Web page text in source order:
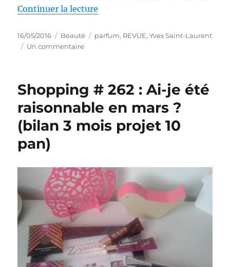
Continuer la lecture
Publié
le
16/05/2016 Catégories
Beauté Étiquettes
parfum, REVUE,Yves Saint-Laurent
Un commentairesur
:
Eau
de
parfum
Black
Saint-
Laurent
Shopping # 262 : Ai-je été
raisonnable en mars ?
(bilan 3 mois projet 10
pan)